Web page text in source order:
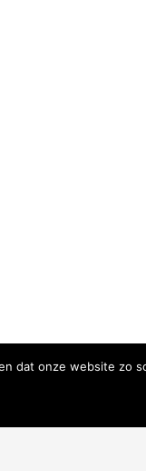
dat onze website zo